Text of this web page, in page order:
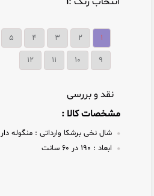
1
2
3
4
5
9
10
11
12
نقد و بررسی
مشخصات کالا :
شال نخی برشکا وارداتی : منگوله دار
ابعاد :